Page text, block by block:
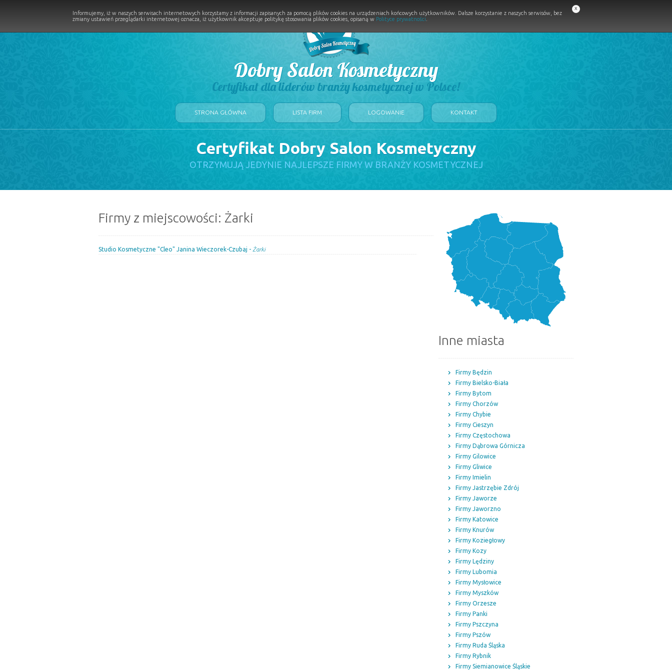
Dobry Salon Kosmetyczny
Certyfikat dla liderów branży kosmetycznej w Polsce!
STRONA GŁÓWNA LISTA FIRM LOGOWANIE KONTAKT
Certyfikat Dobry Salon Kosmetyczny
OTRZYMUJĄ JEDYNIE NAJLEPSZE FIRMY W BRANŻY KOSMETYCZNEJ
Firmy z miejscowości: Żarki
Studio Kosmetyczne "Cleo" Janina Wieczorek-Czubaj - Żarki
Inne miasta
Firmy Będzin
Firmy Bielsko-Biała
Firmy Bytom
Firmy Chorzów
Firmy Chybie
Firmy Cieszyn
Firmy Częstochowa
Firmy Dąbrowa Górnicza
Firmy Gilowice
Firmy Gliwice
Firmy Imielin
Firmy Jastrzębie Zdrój
Firmy Jaworze
Firmy Jaworzno
Firmy Katowice
Firmy Knurów
Firmy Koziegłowy
Firmy Kozy
Firmy Lędziny
Firmy Lubomia
Firmy Mysłowice
Firmy Myszków
Firmy Orzesze
Firmy Panki
Firmy Pszczyna
Firmy Pszów
Firmy Ruda Śląska
Firmy Rybnik
Firmy Siemianowice Śląskie
Informujemy, iż w naszych serwisach internetowych korzystamy z informacji zapisanych za pomocą plików cookies na urządzeniach końcowych użytkowników. Dalsze korzystanie z naszych serwisów, bez
zmiany ustawień przeglądarki internetowej oznacza, iż użytkownik akceptuje politykę stosowania plików cookies, opisaną w Polityce prywatności
x